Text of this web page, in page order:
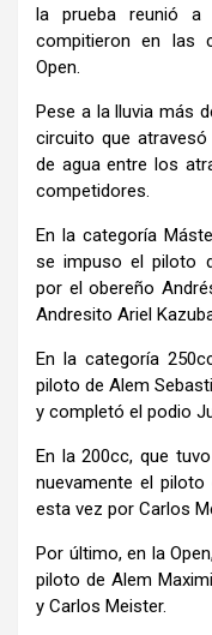
la prueba reunió
compitieron en las
Open.
Pese a la lluvia más
circuito que
de agua entre los
competidores.
En la categoría
se impuso el piloto
por el obereño
Andresito Ariel
En la categoría
piloto de Alem
y completó el podio
En la 200cc, que
nuevamente el piloto
esta vez por Carlos
Por último, en la
piloto de Alem
y Carlos Meister.